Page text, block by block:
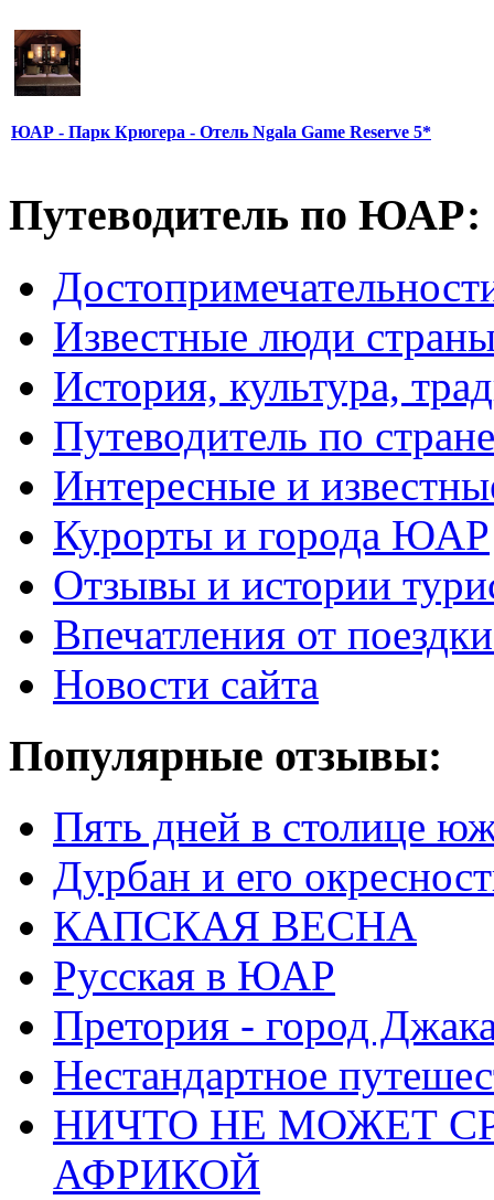
ЮАР - Парк Крюгера - Отель Ngala Game Reserve 5*
Путеводитель по ЮАР:
Известные люди
История, культура,
Путеводитель по стране
Интересные и
Курорты и города ЮАР
Отзывы и истории
Впечатления от
Новости сайта
Популярные отзывы:
Пять дней в столице
Дурбан и его
КАПСКАЯ ВЕСНА
Русская в ЮАР
Претория - город
Нестандартное
НИЧТО НЕ МОЖЕТ
АФРИКОЙ